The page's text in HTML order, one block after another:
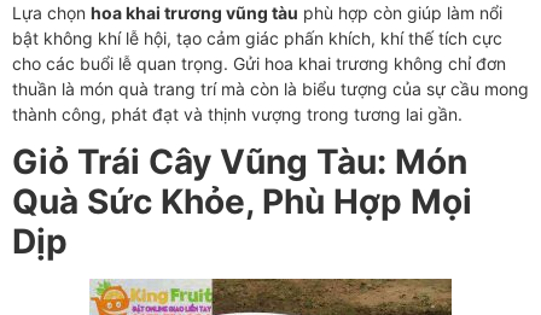
Lựa chọn hoa khai trương vũng tàu phù hợp còn giúp làm nổi
bật không khí lễ hội, tạo cảm giác phấn khích, khí thế tích cực
cho các buổi lễ quan trọng. Gửi hoa khai trương không chỉ đơn
thuần là món quà trang trí mà còn là biểu tượng của sự cầu mong
thành công, phát đạt và thịnh vượng trong tương lai gần.
Giỏ Trái Cây Vũng Tàu: Món
Quà Sức Khỏe, Phù Hợp Mọi
Dịp